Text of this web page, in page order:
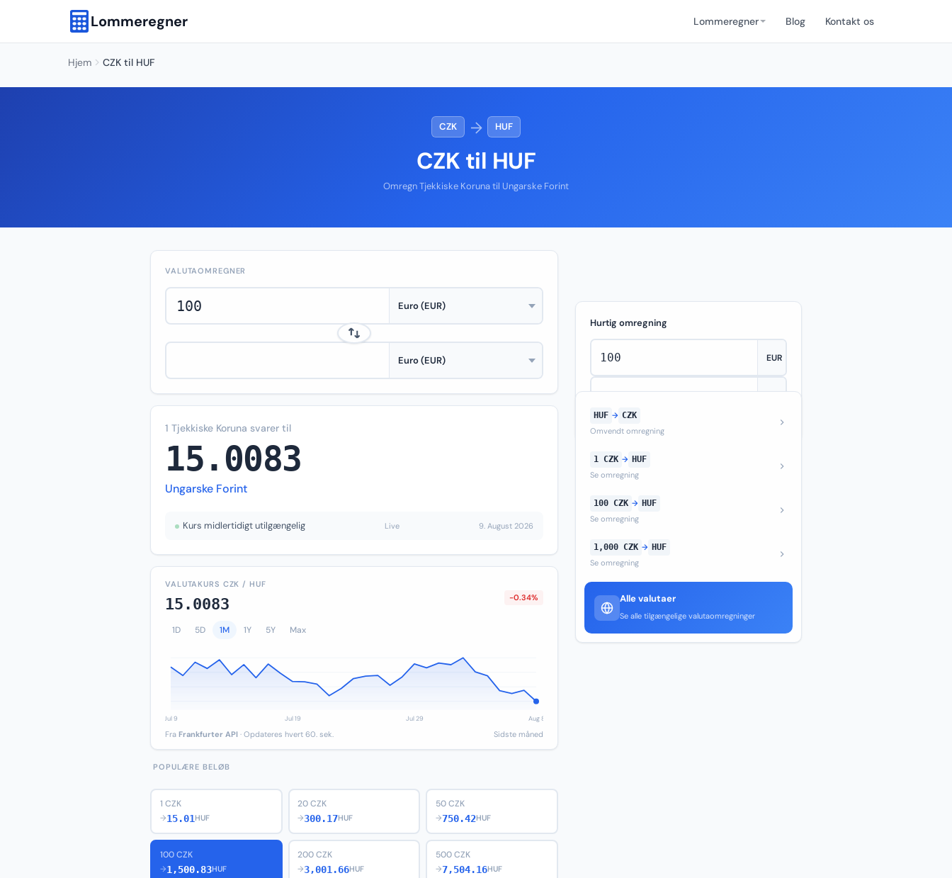
Lommeregner Lommeregner Blog Kontakt os
Hjem CZK til HUF
CZK → HUF
CZK til HUF
Omregn Tjekkiske Koruna til Ungarske Forint
VALUTAOMREGNER
1 Tjekkiske Koruna svarer til
15.0083
Ungarske Forint
Kurs midlertidigt utilgængelig Live 9. August 2026
VALUTAKURS CZK / HUF
15.0083 -0.34%
1D 5D 1M 1Y 5Y Max
Fra Frankfurter API · Opdateres hvert 60. sek. Sidste måned
POPULÆRE BELØB
1 CZK
→15.01HUF
20 CZK
→300.17HUF
50 CZK
→750.42HUF
100 CZK
→1,500.83HUF
200 CZK
→3,001.66HUF
500 CZK
→7,504.16HUF
Hurtig omregning
HUF → CZK
Omvendt omregning
1 CZK → HUF
Se omregning
100 CZK → HUF
Se omregning
1,000 CZK → HUF
Se omregning
Alle valutaer
Se alle tilgængelige valutaomregninger